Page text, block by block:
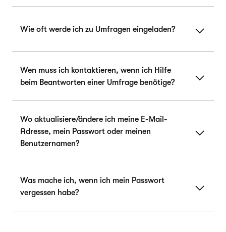
Wie oft werde ich zu Umfragen eingeladen?
Wen muss ich kontaktieren, wenn ich Hilfe
beim Beantworten einer Umfrage benötige?
Wo aktualisiere/ändere ich meine E-Mail-
Adresse, mein Passwort oder meinen
Benutzernamen?
Was mache ich, wenn ich mein Passwort
vergessen habe?